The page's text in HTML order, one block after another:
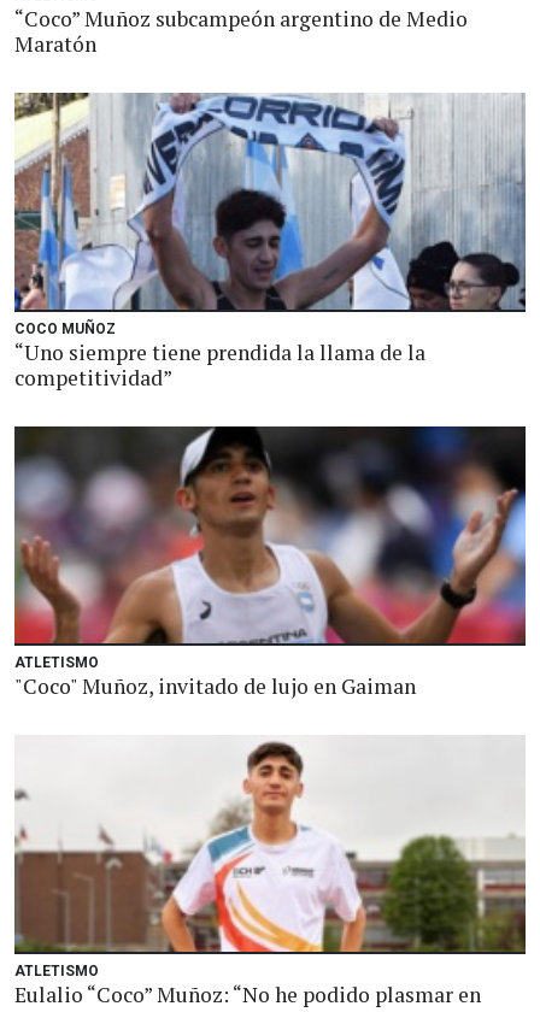
“Coco” Muñoz subcampeón argentino de Medio
Maratón
COCO MUÑOZ
“Uno siempre tiene prendida la llama de la
competitividad”
ATLETISMO
"Coco" Muñoz, invitado de lujo en Gaiman
ATLETISMO
Eulalio “Coco” Muñoz: “No he podido plasmar en